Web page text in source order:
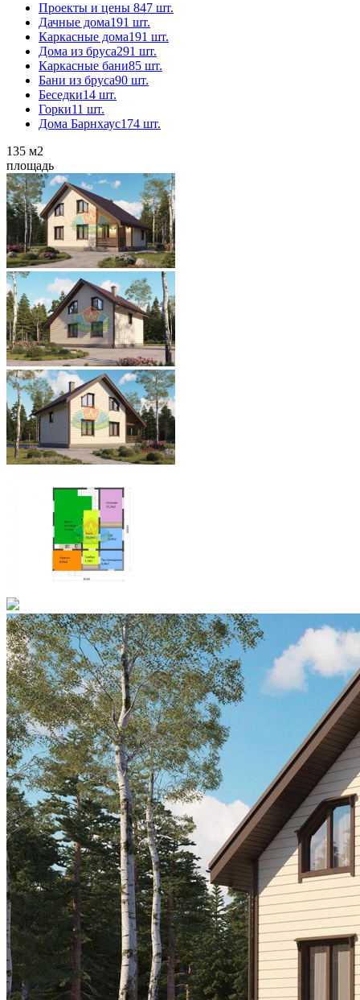
Проекты и цены 847 шт.
Дачные дома191 шт.
Каркасные дома191 шт.
Дома из бруса291 шт.
Каркасные бани85 шт.
Бани из бруса90 шт.
Беседки14 шт.
Горки11 шт.
Дома Барнхаус174 шт.
135 м2
площадь